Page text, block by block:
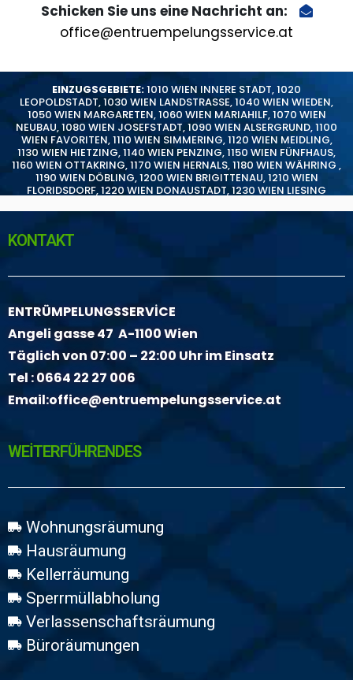
Schicken Sie uns eine Nachricht an:
office@entruempelungsservice.at
EINZUGSGEBIETE:1010 WIEN INNERE STADT,1020
LEOPOLDSTADT,1030 WIEN LANDSTRASSE,1040 WIEN WIEDEN,
1050 WIEN MARGARETEN,1060 WIEN MARIAHILF,1070 WIEN
NEUBAU,1080 WIEN JOSEFSTADT,1090 WIEN ALSERGRUND,1100
WIEN FAVORITEN,1110 WIEN SIMMERING,1120 WIEN MEIDLING,
1130 WIEN HIETZING,1140 WIEN PENZING,1150 WIEN FÜNFHAUS,
1160 WIEN OTTAKRING,1170 WIEN HERNALS,1180 WIEN WÄHRING ,
1190 WIEN DÖBLING,1200 WIEN BRIGITTENAU,1210 WIEN
FLORIDSDORF,1220 WIEN DONAUSTADT,1230 WIEN LIESING
KONTAKT
ENTRÜMPELUNGSSERVİCE
Angeli gasse 47 A-1100 Wien
Täglich von 07:00 – 22:00 Uhr im Einsatz
Tel :0664 22 27 006
Email:office@entruempelungsservice.at
WEİTERFÜHRENDES
Wohnungsräumung
Hausräumung
Kellerräumung
Sperrmüllabholung
Verlassenschaftsräumung
Büroräumungen